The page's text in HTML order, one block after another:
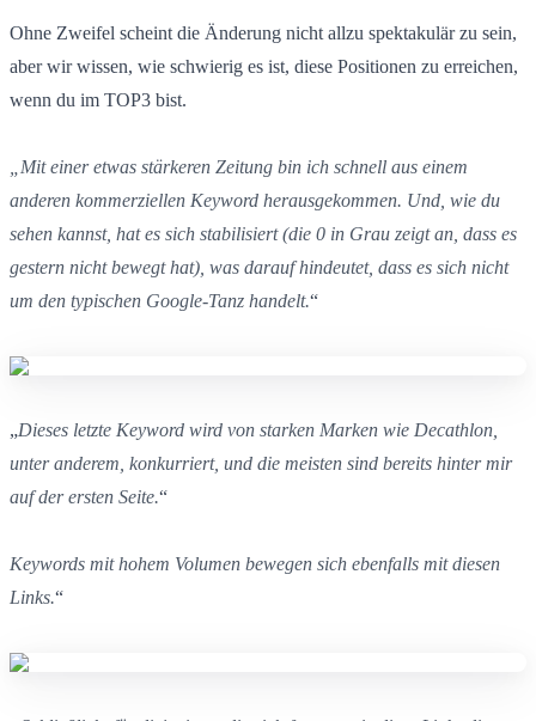
Ohne Zweifel scheint die Änderung nicht allzu spektakulär zu sein,
aber wir wissen, wie schwierig es ist, diese Positionen zu erreichen,
wenn du im TOP3 bist.
„Mit einer etwas stärkeren Zeitung bin ich schnell aus einem
anderen kommerziellen Keyword herausgekommen. Und, wie du
sehen kannst, hat es sich stabilisiert (die 0 in Grau zeigt an, dass es
gestern nicht bewegt hat), was darauf hindeutet, dass es sich nicht
um den typischen Google-Tanz handelt.“
„Dieses letzte Keyword wird von starken Marken wie Decathlon,
unter anderem, konkurriert, und die meisten sind bereits hinter mir
auf der ersten Seite.“
Keywords mit hohem Volumen bewegen sich ebenfalls mit diesen
Links.“